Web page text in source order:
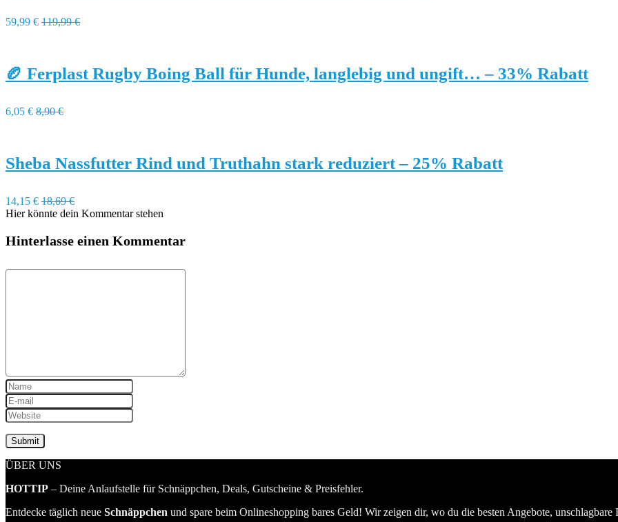
59,99 € 119,99 €
🏉 Ferplast Rugby Boing Ball für Hunde, langlebig und ungift… – 33% Rabatt
6,05 € 8,90 €
Sheba Nassfutter Rind und Truthahn stark reduziert – 25% Rabatt
14,15 € 18,69 €
Hier könnte dein Kommentar stehen
Hinterlasse einen Kommentar
ÜBER UNS
HOTTIP – Deine Anlaufstelle für Schnäppchen, Deals, Gutscheine & Preisfehler.
Entdecke täglich neue Schnäppchen und spare beim Onlineshopping bares Geld! Wir zeigen dir, wo du die besten Angebote, unschlagbare